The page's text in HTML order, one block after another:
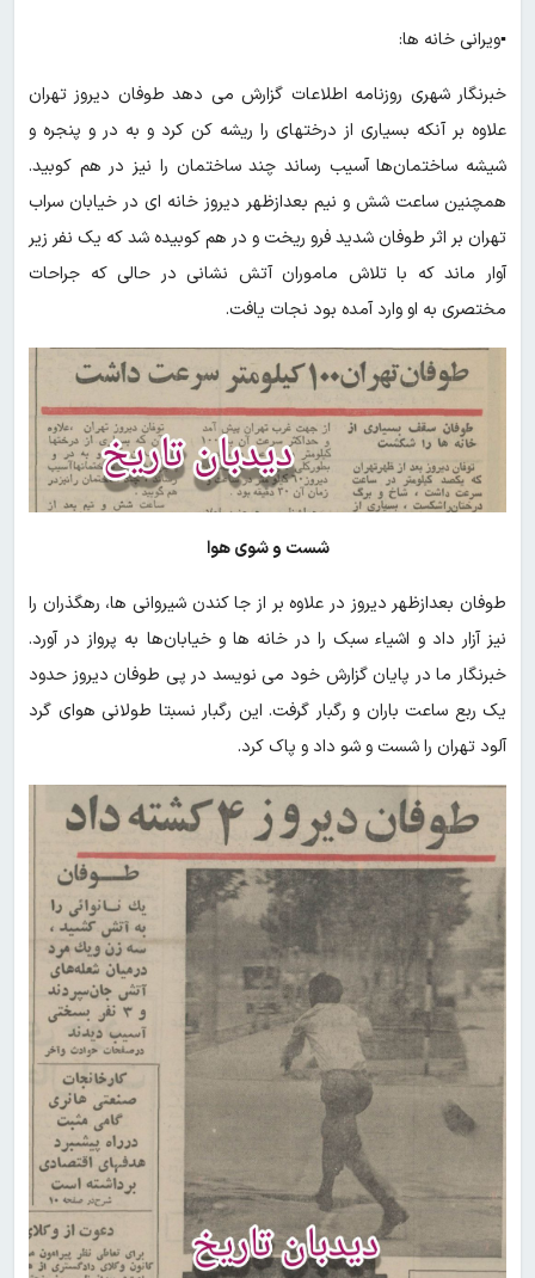
▪️ویرانی خانه ها:
خبرنگار شهری روزنامه اطلاعات گزارش می دهد طوفان دیروز تهران
علاوه بر آنکه بسیاری از درختهای را ریشه کن کرد و به در و پنجره و
شیشه ساختمان‌ها آسیب رساند چند ساختمان را نیز در هم کوبید.
همچنین ساعت شش و نیم بعدازظهر دیروز خانه ای در خیابان سراب
تهران بر اثر طوفان شدید فرو ریخت و در هم کوبیده شد که یک نفر زیر
آوار ماند که با تلاش ماموران آتش نشانی در حالی که جراحات
مختصری به او وارد آمده بود نجات یافت.
شست و شوی هوا
طوفان بعدازظهر دیروز در علاوه بر از جا کندن شیروانی ها، رهگذران را
نیز آزار داد و اشیاء سبک را در خانه ها و خیابان‌ها به پرواز در آورد.
خبرنگار ما در پایان گزارش خود می نویسد در پی طوفان دیروز حدود
یک ربع ساعت باران و رگبار گرفت‌. این رگبار نسبتا طولانی هوای گرد
آلود تهران را شست و شو داد و پاک کرد.